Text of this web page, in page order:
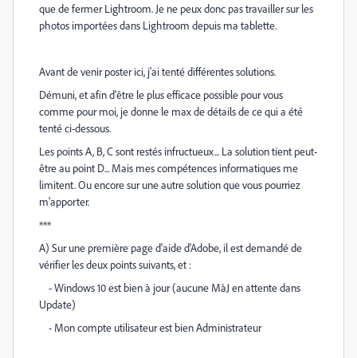
que de fermer Lightroom. Je ne peux donc pas travailler sur les
photos importées dans Lightroom depuis ma tablette.
Avant de venir poster ici, j'ai tenté différentes solutions.
Démuni, et afin d'être le plus efficace possible pour vous
comme pour moi, je donne le max de détails de ce qui a été
tenté ci-dessous.
Les points A, B, C sont restés infructueux... La solution tient peut-
être au point D... Mais mes compétences informatiques me
limitent. Ou encore sur une autre solution que vous pourriez
m'apporter.
***
A) Sur une première page d'aide d'Adobe, il est demandé de
vérifier les deux points suivants, et :
- Windows 10 est bien à jour (aucune MàJ en attente dans
Update)
- Mon compte utilisateur est bien Administrateur